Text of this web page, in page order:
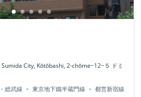
City, Kōtōbashi, 2-chōme−12−５ ドミ
総武線 東京地下鐵半蔵門線 都営新宿線